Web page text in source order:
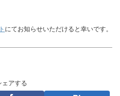
にてお知らせいただけると幸いです。
ェアする